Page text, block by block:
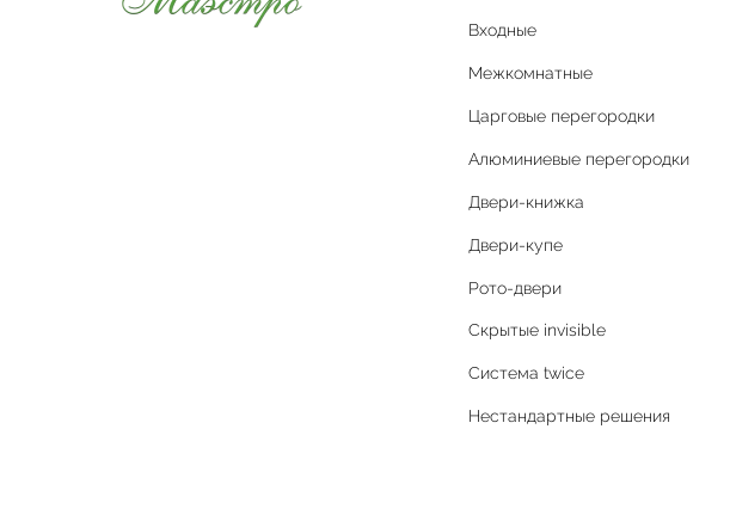
Входные
Межкомнатные
Царговые перегородки
Алюминиевые перегородки
Двери-книжка
Двери-купе
Рото-двери
Скрытые invisible
Система twice
Нестандартные решения